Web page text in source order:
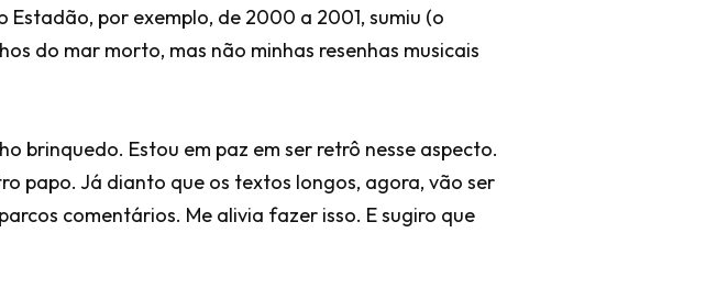
Estadão, por exemplo, de 2000 a 2001, sumiu (o
do mar morto, mas não minhas resenhas musicais
brinquedo. Estou em paz em ser retrô nesse aspecto.
papo. Já dianto que os textos longos, agora, vão ser
comentários. Me alivia fazer isso. E sugiro que